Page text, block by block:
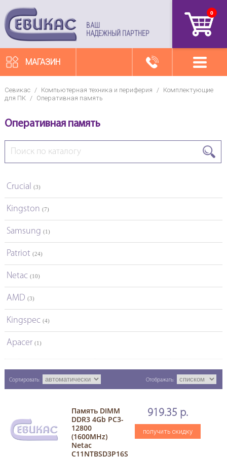
ВАШ
НАДЕЖНЫЙ ПАРТНЕР
0
МАГАЗИН
Севикас / Компьютерная техника и периферия /
Комплектующие
для ПК / Оперативная память
Оперативная память
Crucial(3)
Kingston(7)
Samsung(1)
Patriot(24)
Netac(10)
AMD(3)
Kingspec(4)
Apacer(1)
Сортировать: Отображать:
Память DIMM
DDR3 4Gb PC3-
12800
(1600MHz)
Netac
C11NTBSD3P16S
919.35 р.
получить скидку